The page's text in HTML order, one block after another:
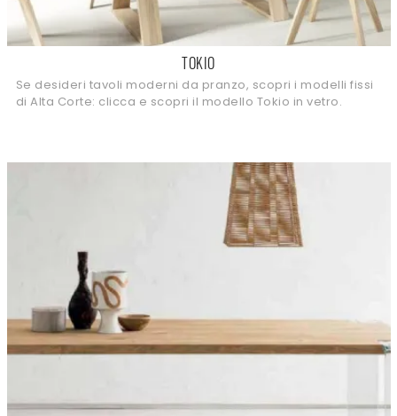
TOKIO
Se desideri tavoli moderni da pranzo, scopri i modelli fissi
di Alta Corte: clicca e scopri il modello Tokio in vetro.